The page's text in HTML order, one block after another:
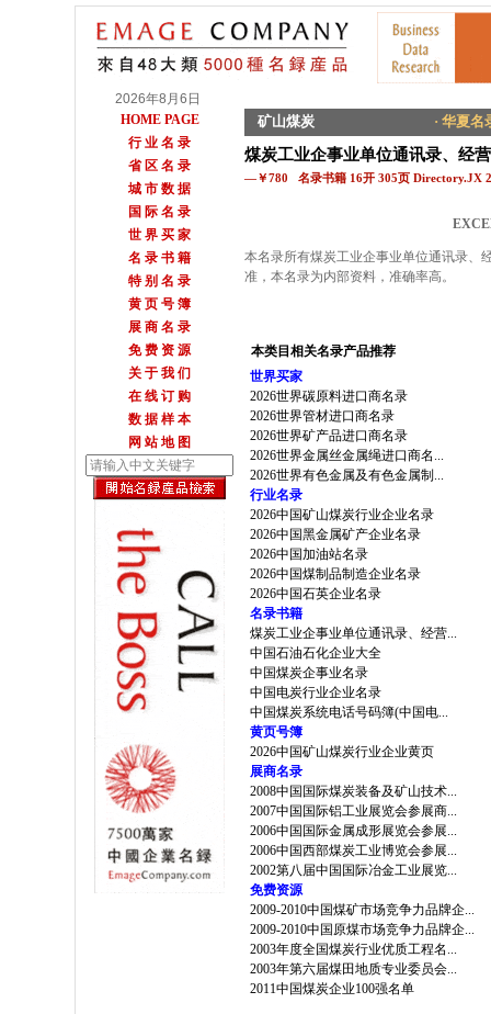
2026年8月6日
HOME PAGE
行 业 名 录
省 区 名 录
城 市 数 据
国 际 名 录
世 界 买 家
名 录 书 籍
特 别 名 录
黄 页 号 簿
展 商 名 录
免 费 资 源
关 于 我 们
在 线 订 购
数 据 样 本
网 站 地 图
矿山煤炭 · 华夏
煤炭工业企事业单位通讯录、经
—￥780 名录书籍 16开 305页 Directory.JX
本名录所有煤炭工业企事业单位通讯录、
准，本名录为内部资料，准确率高。
本类目相关名录产品推荐
世界买家
2026世界碳原料进口商名录
2026世界管材进口商名录
2026世界矿产品进口商名录
2026世界金属丝金属绳进口商名...
2026世界有色金属及有色金属制...
行业名录
2026中国矿山煤炭行业企业名录
2026中国黑金属矿产企业名录
2026中国加油站名录
2026中国煤制品制造企业名录
2026中国石英企业名录
名录书籍
煤炭工业企事业单位通讯录、经营...
中国石油石化企业大全
中国煤炭企事业名录
中国电炭行业企业名录
中国煤炭系统电话号码簿(中国电...
黄页号簿
2026中国矿山煤炭行业企业黄页
展商名录
2008中国国际煤炭装备及矿山技术...
2007中国国际铝工业展览会参展商...
2006中国国际金属成形展览会参展...
2006中国西部煤炭工业博览会参展...
2002第八届中国国际冶金工业展览...
免费资源
2009-2010中国煤矿市场竞争力品牌企...
2009-2010中国原煤市场竞争力品牌企...
2003年度全国煤炭行业优质工程名...
2003年第六届煤田地质专业委员会...
2011中国煤炭企业100强名单